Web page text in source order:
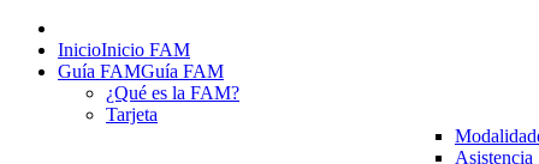
InicioInicio FAM
Guía FAMGuía FAM
¿Qué es la FAM?
Tarjeta
Asistencia